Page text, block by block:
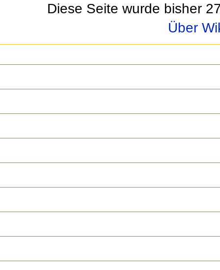
Diese Seite wurde bisher
Über